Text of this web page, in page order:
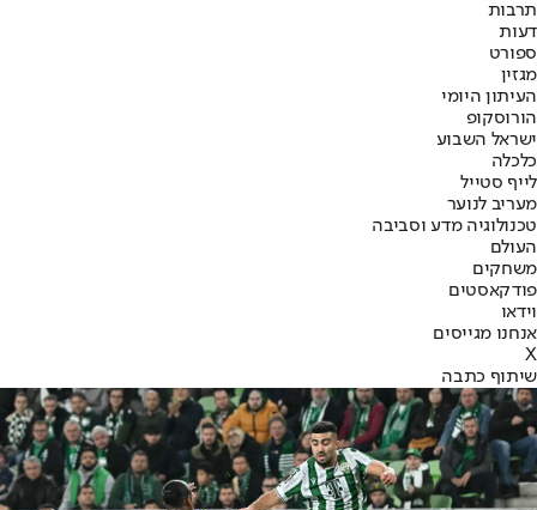
תרבות
דעות
ספורט
מגזין
העיתון היומי
הורוסקופ
ישראל השבוע
כלכלה
לייף סטייל
מעריב לנוער
טכנולוגיה מדע וסביבה
העולם
משחקים
פודקאסטים
וידאו
אנחנו מגייסים
X
שיתוף כתבה